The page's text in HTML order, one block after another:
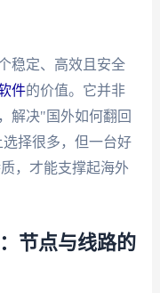
稳定、高效且安全
件的价值。它并非
解决"国外如何翻回
择很多，但一台好
，才能支撑起海外
节点与线路的